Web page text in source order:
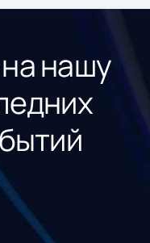
нашу